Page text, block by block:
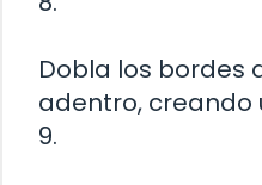
Dobla los bordes
adentro, creando
9.